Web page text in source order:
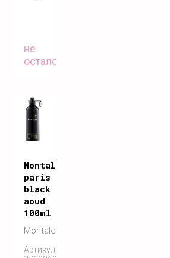
не
осталось
Montale
paris
black
aoud
100ml
Montale
Артикул: